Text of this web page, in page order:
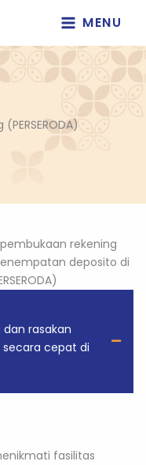
MENU
rekening
deposito di
rasakan
cepat di
fasilitas